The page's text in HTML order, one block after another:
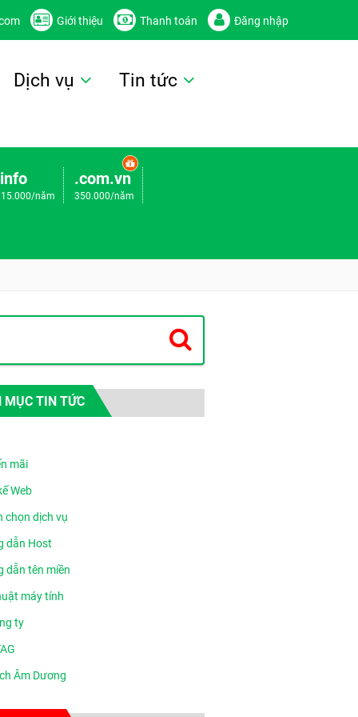
Giới thiệu Thanh toán Đăng nhập
Dịch vụ
Tin tức
năm
.com.vn
350.000/năm
MỤC TIN TỨC
mãi
Web
chọn dịch vụ
dẫn Host
dẫn tên miền
máy tính
ty
Âm Dương